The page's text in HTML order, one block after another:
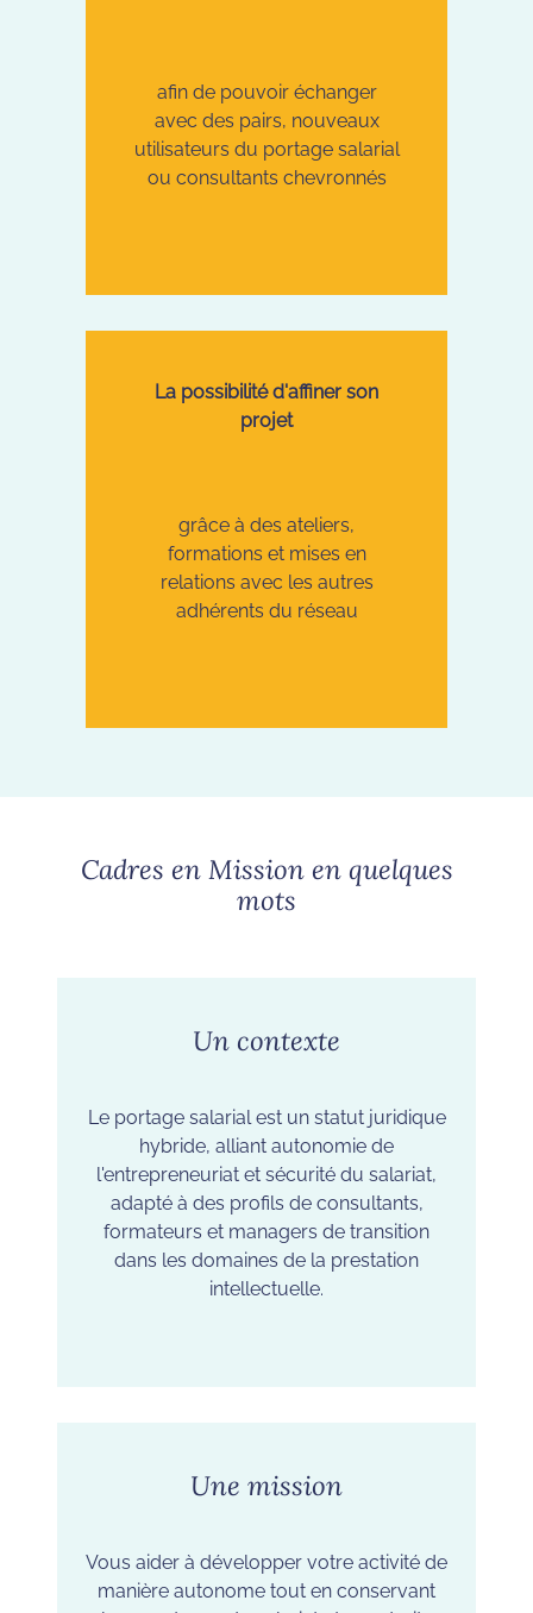
afin de pouvoir échanger
avec des pairs, nouveaux
utilisateurs du portage salarial
ou consultants chevronnés
La possibilité d'affiner son
projet
grâce à des ateliers,
formations et mises en
relations avec les autres
adhérents du réseau
Cadres en Mission en quelques
mots
Un contexte
Le portage salarial est un statut juridique
hybride, alliant autonomie de
l'entrepreneuriat et sécurité du salariat,
adapté à des profils de consultants,
formateurs et managers de transition
dans les domaines de la prestation
intellectuelle.
Une mission
Vous aider à développer votre activité de
manière autonome tout en conservant